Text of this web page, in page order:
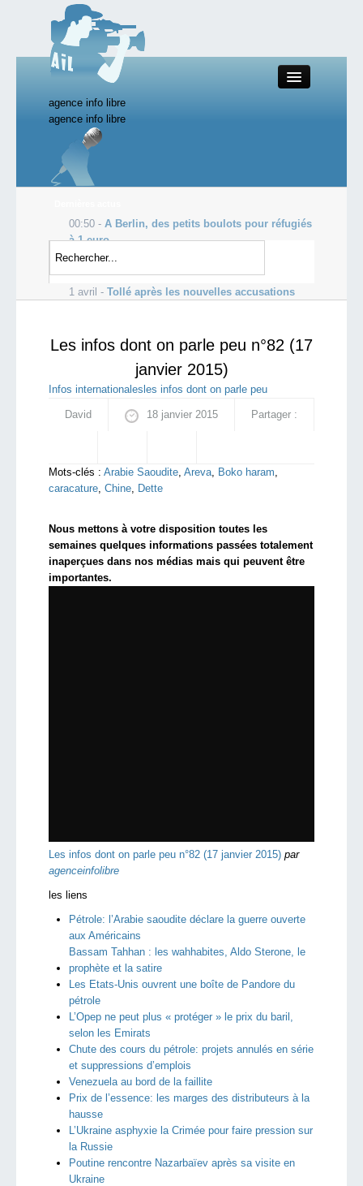
agence info libre
Close
Productions AIL
Actualité
Starting Doc
agence info libre
00:50 - A Berlin, des petits boulots pour réfugiés
à 1 euro
1 avril -EDF vise de nouvelles centrales
nucléaires en France vers 2030
1 avril - Tollé après les nouvelles accusations
Les infos dont on parle peu n°82 (17
janvier 2015)
Infos internationales les infos dont on parle peu
David 18 janvier 2015 Partager :
Mots-clés : Arabie Saoudite, Areva, Boko haram,
caracature, Chine, Dette
Nous mettons à votre disposition toutes les
semaines quelques informations passées totalement
inaperçues dans nos médias mais qui peuvent être
importantes.
Les infos dont on parle peu n°82 (17 janvier 2015) par
agenceinfolibre
les liens
Pétrole: l’Arabie saoudite déclare la guerre ouverte
aux Américains
Bassam Tahhan : les wahhabites, Aldo Sterone, le
prophète et la satire
Les Etats-Unis ouvrent une boîte de Pandore du
pétrole
L’Opep ne peut plus « protéger » le prix du baril,
selon les Emirats
Chute des cours du pétrole: projets annulés en série
et suppressions d’emplois
Venezuela au bord de la faillite
Prix de l’essence: les marges des distributeurs à la
hausse
L’Ukraine asphyxie la Crimée pour faire pression sur
la Russie
Poutine rencontre Nazarbaïev après sa visite en
Ukraine